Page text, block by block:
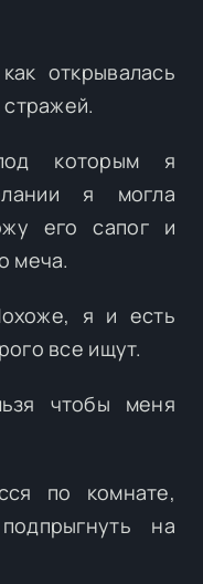
открывалась
которым я
я могла
его сапог и
меча.
я и есть
все ищут.
чтобы меня
по комнате,
на